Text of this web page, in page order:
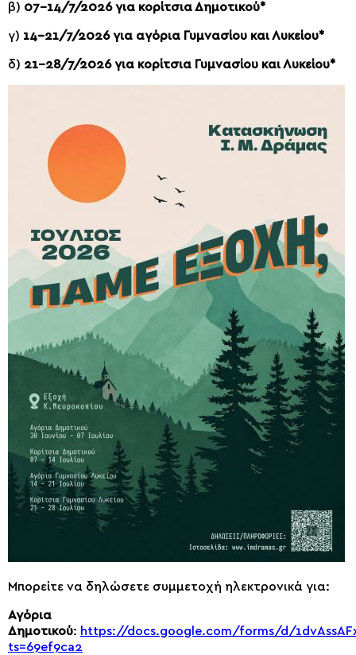
β) 07-14/7/2026 για κορίτσια Δημοτικού*
γ) 14-21/7/2026 για αγόρια Γυμνασίου και Λυκείου*
δ) 21–28/7/2026 για κορίτσια Γυμνασίου και Λυκείου*
Μπορείτε να δηλώσετε συμμετοχή ηλεκτρονικά για:
Αγόρια
Δημοτικού: https://docs.google.com/forms/d/
ts=69ef9ca2